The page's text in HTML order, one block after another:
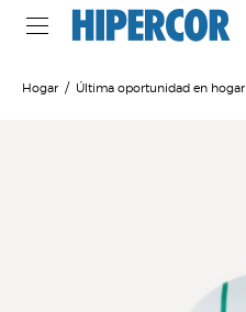
Hogar Última oportunidad en hogar